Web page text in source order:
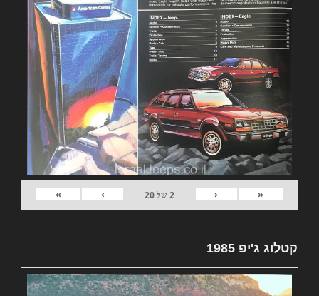
«
‹
2של20
›
»
קטלוג ג'יפ 1985